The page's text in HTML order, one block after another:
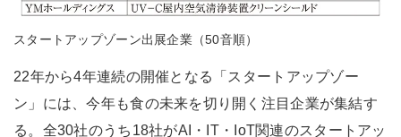
スタートアップゾーン出展企業（50音順）
22年から4年連続の開催となる「スタートアップゾー
ン」には、今年も食の未来を切り開く注目企業が集結す
る。全30社のうち18社がAI・IT・IoT関連のスタートアッ